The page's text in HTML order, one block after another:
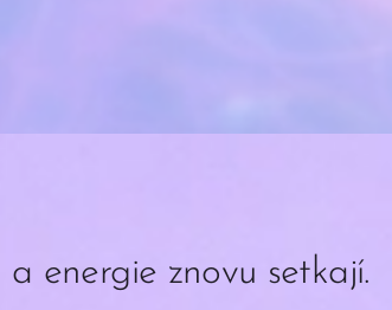
a energie znovu setkají.